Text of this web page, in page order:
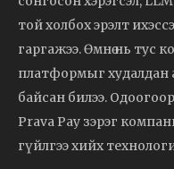
той холбох эрэлт
гаргажээ. Өмнө нь тус
платформыг худалдан
байсан билээ.
Prava Pay зэрэг
гүйлгээ хийх